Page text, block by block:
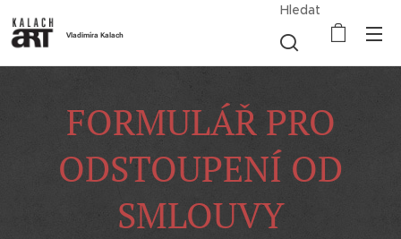
Vladimíra Kalach
Hledat
FORMULÁŘ PRO
ODSTOUPENÍ OD
SMLOUVY